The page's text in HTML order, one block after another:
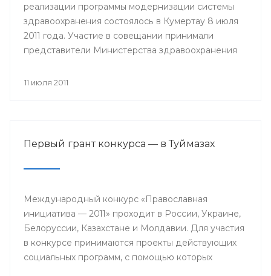
реализации программы модернизации системы
здравоохранения состоялось в Кумертау 8 июля
2011 года. Участие в совещании принимали
представители Министерства здравоохранения
врачи и руководители медицинских учреждений
11 июля 2011
Первый грант конкурса — в Туймазах
Международный конкурс «Православная
инициатива — 2011» проходит в России, Украине,
Белоруссии, Казахстане и Молдавии. Для участия
в конкурсе принимаются проекты действующих
социальных программ, с помощью которых